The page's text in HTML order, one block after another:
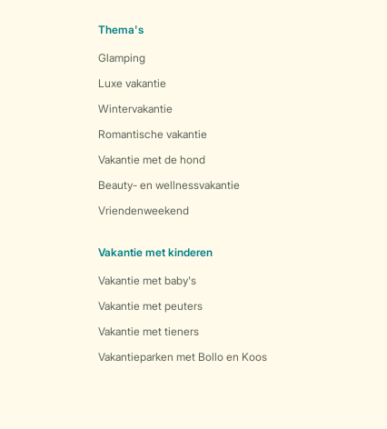
Thema's
Glamping
Luxe vakantie
Wintervakantie
Romantische vakantie
Vakantie met de hond
Beauty- en wellnessvakantie
Vriendenweekend
Vakantie met kinderen
Vakantie met baby's
Vakantie met peuters
Vakantie met tieners
Vakantieparken met Bollo en Koos